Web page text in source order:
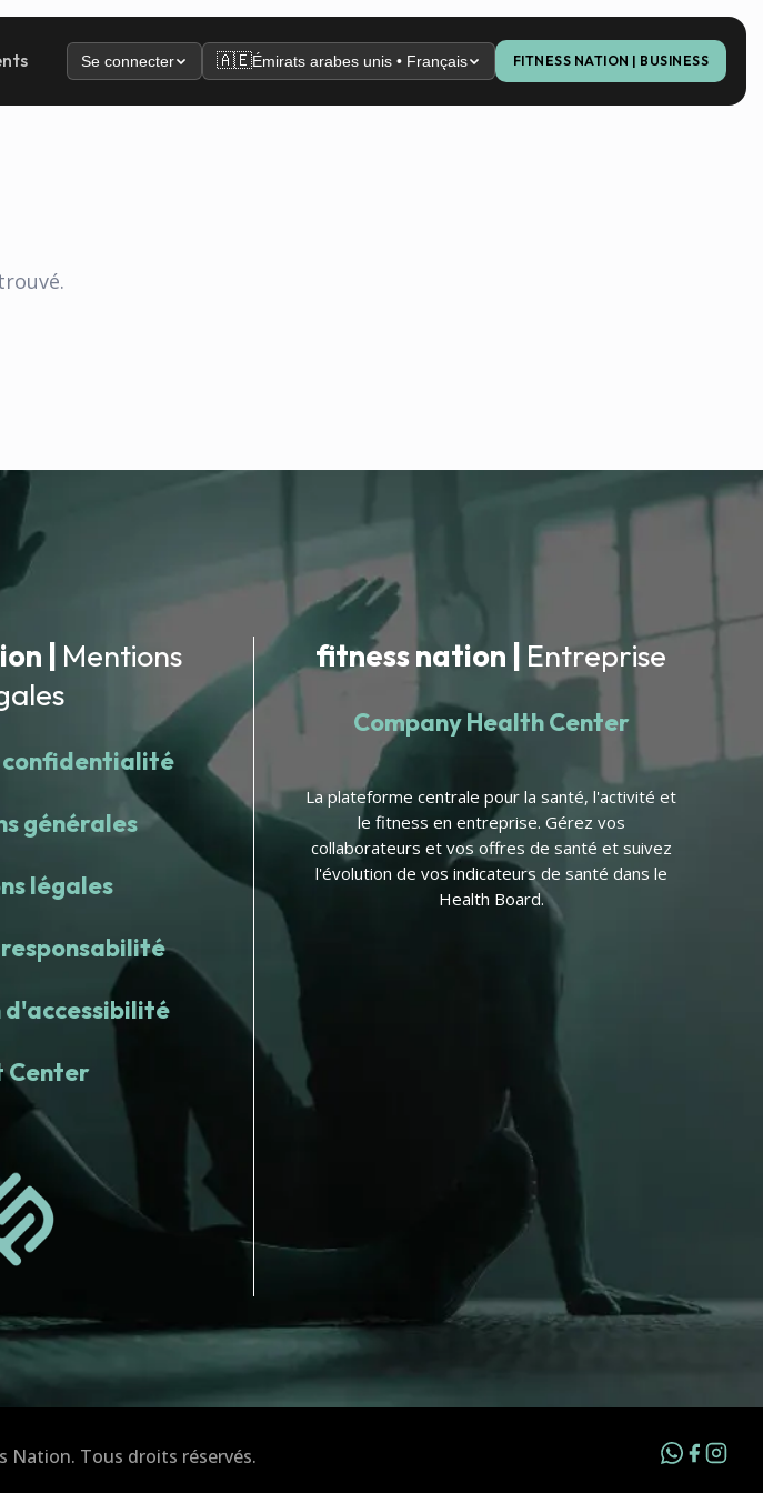
Se connecter 🇦🇪Émirats arabes unis • Français FITNESS NATION | BUSINESS
| Mentions
confidentialité
générales
légales
Center
fitness nation | Entreprise
Company Health Center
La plateforme centrale pour la santé, l'activité et
le fitness en entreprise. Gérez vos
collaborateurs et vos offres de santé et suivez
l'évolution de vos indicateurs de santé dans le
Health Board.
Nation. Tous droits réservés.